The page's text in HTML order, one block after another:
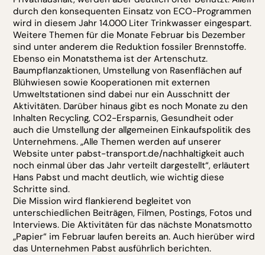
durch den konsequenten Einsatz von ECO-Programmen
wird in diesem Jahr 14.000 Liter Trinkwasser eingespart.
Weitere Themen für die Monate Februar bis Dezember
sind unter anderem die Reduktion fossiler Brennstoffe.
Ebenso ein Monatsthema ist der Artenschutz.
Baumpflanzaktionen, Umstellung von Rasenflächen auf
Blühwiesen sowie Kooperationen mit externen
Umweltstationen sind dabei nur ein Ausschnitt der
Aktivitäten. Darüber hinaus gibt es noch Monate zu den
Inhalten Recycling, CO2-Ersparnis, Gesundheit oder
auch die Umstellung der allgemeinen Einkaufspolitik des
Unternehmens. „Alle Themen werden auf unserer
Website unter pabst-transport.de/nachhaltigkeit auch
noch einmal über das Jahr verteilt dargestellt“, erläutert
Hans Pabst und macht deutlich, wie wichtig diese
Schritte sind.
Die Mission wird flankierend begleitet von
unterschiedlichen Beiträgen, Filmen, Postings, Fotos und
Interviews. Die Aktivitäten für das nächste Monatsmotto
„Papier“ im Februar laufen bereits an. Auch hierüber wird
das Unternehmen Pabst ausführlich berichten.